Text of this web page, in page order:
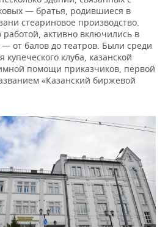
— братья, родившиеся в
стеариновое производство.
активно включились в
от балов до театров. Были среди
клуба, казанской
помощи приказчиков, первой
«Казанский биржевой